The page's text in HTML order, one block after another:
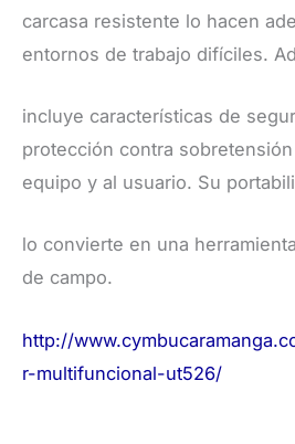
carcasa resistente lo hacen
entornos de trabajo difíciles.
incluye características de
protección contra
equipo y al usuario. Su
lo convierte en una
de campo.
http://
r-multifuncional-ut526/